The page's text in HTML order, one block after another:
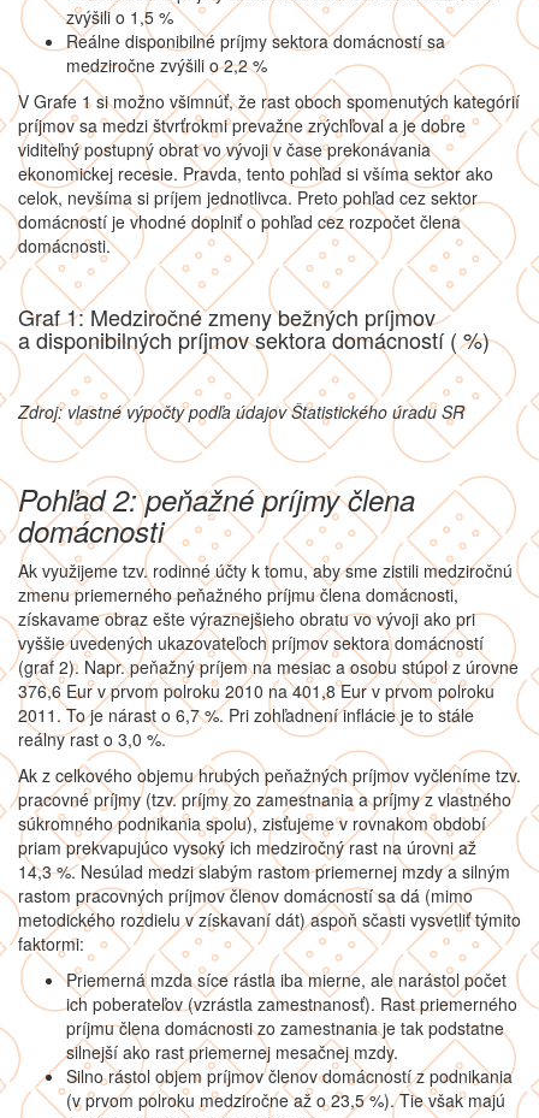
zvýšili o 1,5 %
Reálne disponibilné príjmy sektora domácností sa
medziročne zvýšili o 2,2 %
V Grafe 1 si možno všimnúť, že rast oboch spomenutých kategórií
príjmov sa medzi štvrťrokmi prevažne zrýchľoval a je dobre
viditeľný postupný obrat vo vývoji v čase prekonávania
ekonomickej recesie. Pravda, tento pohľad si všíma sektor ako
celok, nevšíma si príjem jednotlivca. Preto pohľad cez sektor
domácností je vhodné doplniť o pohľad cez rozpočet člena
domácnosti.
Graf 1: Medziročné zmeny bežných príjmov
a disponibilných príjmov sektora domácností ( %)
Zdroj: vlastné výpočty podľa údajov Štatistického úradu SR
Pohľad 2: peňažné príjmy člena
domácnosti
Ak využijeme tzv. rodinné účty k tomu, aby sme zistili medziročnú
zmenu priemerného peňažného príjmu člena domácnosti,
získavame obraz ešte výraznejšieho obratu vo vývoji ako pri
vyššie uvedených ukazovateľoch príjmov sektora domácností
(graf 2). Napr. peňažný príjem na mesiac a osobu stúpol z úrovne
376,6 Eur v prvom polroku 2010 na 401,8 Eur v prvom polroku
2011. To je nárast o 6,7 %. Pri zohľadnení inflácie je to stále
reálny rast o 3,0 %.
Ak z celkového objemu hrubých peňažných príjmov vyčleníme tzv.
pracovné príjmy (tzv. príjmy zo zamestnania a príjmy z vlastného
súkromného podnikania spolu), zisťujeme v rovnakom období
priam prekvapujúco vysoký ich medziročný rast na úrovni až
14,3 %. Nesúlad medzi slabým rastom priemernej mzdy a silným
rastom pracovných príjmov členov domácností sa dá (mimo
metodického rozdielu v získavaní dát) aspoň sčasti vysvetliť týmito
faktormi:
Priemerná mzda síce rástla iba mierne, ale narástol počet
ich poberateľov (vzrástla zamestnanosť). Rast priemerného
príjmu člena domácnosti zo zamestnania je tak podstatne
silnejší ako rast priemernej mesačnej mzdy.
Silno rástol objem príjmov členov domácností z podnikania
(v prvom polroku medziročne až o 23,5 %). Tie však majú